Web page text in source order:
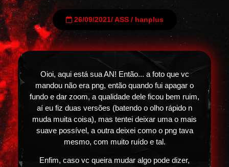
26/09/2021/ ASS/ hanplus
Oioi, aqui está sua AN! Então... a foto que vc
mandou não era png, então quando fui apagar o
fundo e dar zoom, a qualidade dele ficou bem ruim,
aí eu fiz duas versões (batendo o olho rápido n
muda muita coisa), mas tentei deixar uma o mais
suave possível, a outra deixei como o png tava
mesmo, com muito ruído e tal.
Enfim, caso vc queira mudar algo pode dizer,